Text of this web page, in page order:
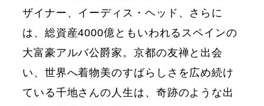
ザイナー、イーディス・ヘッド、さらに
は、総資産4000億ともいわれるスペインの
大富豪アルバ公爵家。京都の友禅と出会
い、世界へ着物美のすばらしさを広め続け
ている千地さんの人生は、奇跡のような出